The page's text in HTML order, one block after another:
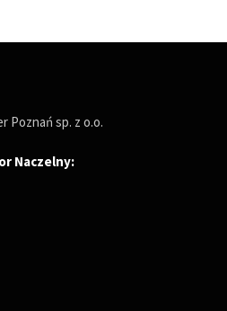
Poznań sp. z o.o.
Naczelny: